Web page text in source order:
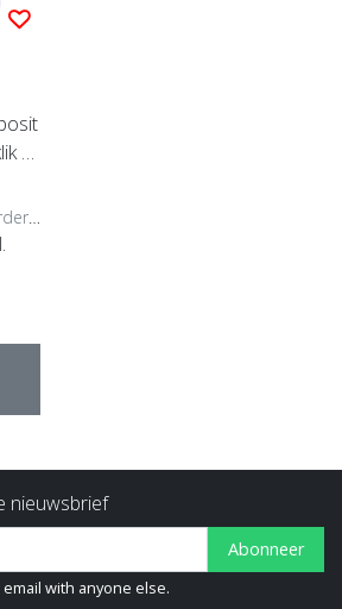
nieuwsbrief
Abonneer
with anyone else.